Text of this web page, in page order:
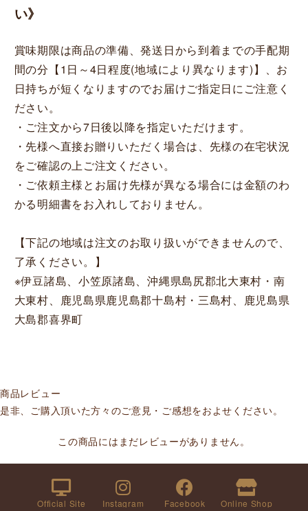
い》
賞味期限は商品の準備、発送日から到着までの手配期
間の分【1日～4日程度(地域により異なります)】、お
日持ちが短くなりますのでお届けご指定日にご注意く
ださい。
・ご注文から7日後以降を指定いただけます。
・先様へ直接お贈りいただく場合は、先様の在宅状況
をご確認の上ご注文ください。
・ご依頼主様とお届け先様が異なる場合には金額のわ
かる明細書をお入れしておりません。
【下記の地域は注文のお取り扱いができませんので、
了承ください。】
※伊豆諸島、小笠原諸島、沖縄県島尻郡北大東村・南
大東村、鹿児島県鹿児島郡十島村・三島村、鹿児島県
大島郡喜界町
商品レビュー
是非、ご購入頂いた方々のご意見・ご感想をおよせください。
この商品にはまだレビューがありません。
Official Site Instagram Facebook Online Shop